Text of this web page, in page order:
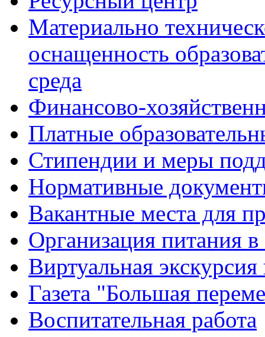
Материально
оснащенность
среда
Финансово-
Платные
Стипендии и меры
Нормативные
Вакантные места для
Организация питания в
Виртуальная
Газета "Большая
Воспитательная работа